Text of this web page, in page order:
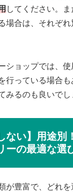
してください。
場合は、それぞれ
ショップでは、
行っている場合も
みるのも良いでし
ない】用途別
ーの最適な選
が豊富で、どれ